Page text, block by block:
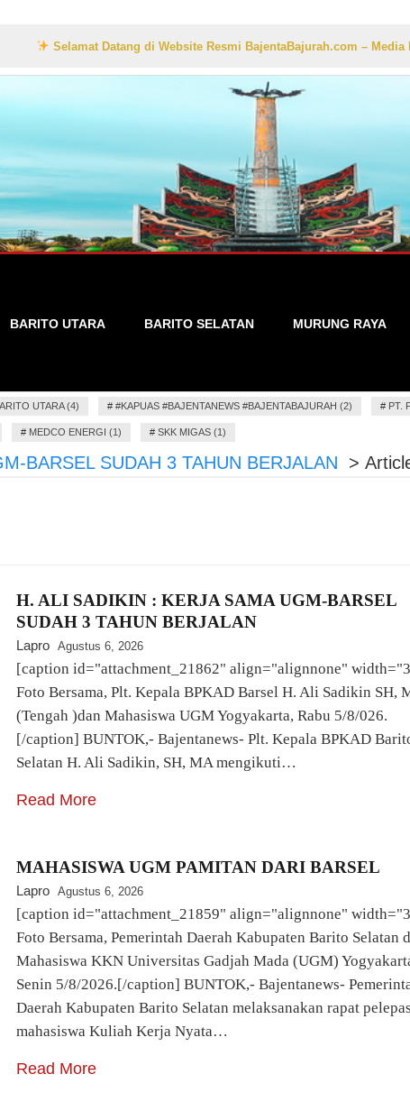
Datang di Website Resmi BajentaBajurah.com – Media Informasi
BARITO UTARA BARITO SELATAN MURUNG RAYA
UTARA (4) # #KAPUAS #BAJENTANEWS #BAJENTABAJURAH (2) # PT.
# MEDCO ENERGI (1) # SKK MIGAS (1)
BARSEL SUDAH 3 TAHUN BERJALAN >
H. ALI SADIKIN : KERJA SAMA UGM-BARSEL
SUDAH 3 TAHUN BERJALAN
Lapro Agustus 6, 2026
[caption id="attachment_21862" align="alignnone"
Foto Bersama, Plt. Kepala BPKAD Barsel H. Ali Sadikin SH,
(Tengah )dan Mahasiswa UGM Yogyakarta, Rabu 5/8/026.
[/caption] BUNTOK,- Bajentanews- Plt. Kepala BPKAD
Selatan H. Ali Sadikin, SH, MA mengikuti…
Read More
MAHASISWA UGM PAMITAN DARI BARSEL
Lapro Agustus 6, 2026
[caption id="attachment_21859" align="alignnone"
Foto Bersama, Pemerintah Daerah Kabupaten Barito Selatan
Mahasiswa KKN Universitas Gadjah Mada (UGM)
Senin 5/8/2026.[/caption] BUNTOK,- Bajentanews-
Daerah Kabupaten Barito Selatan melaksanakan rapat
mahasiswa Kuliah Kerja Nyata…
Read More